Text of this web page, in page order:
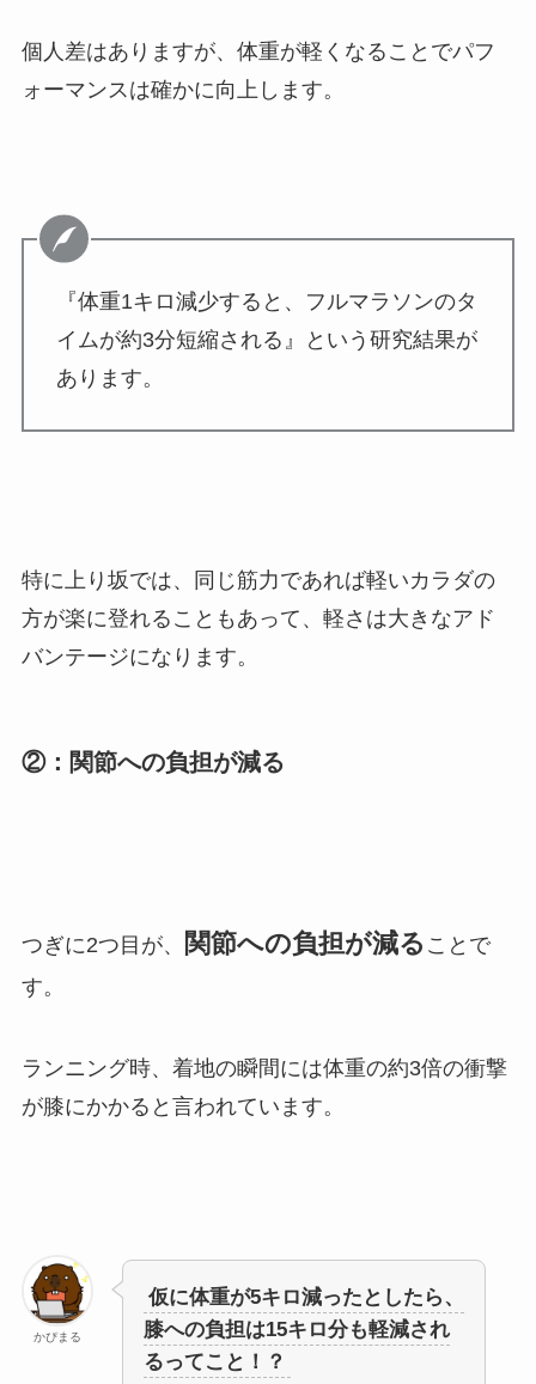
個人差はありますが、体重が軽くなることでパフ
ォーマンスは確かに向上します。
『体重1キロ減少すると、フルマラソンのタ
イムが約3分短縮される』という研究結果が
あります。
特に上り坂では、同じ筋力であれば軽いカラダの
方が楽に登れることもあって、軽さは大きなアド
バンテージになります。
②：関節への負担が減る
つぎに2つ目が、 関節への負担が減る ことで
す。
ランニング時、着地の瞬間には体重の約3倍の衝撃
が膝にかかると言われています。
かぴまる
仮に体重が5キロ減ったとしたら、
膝への負担は15キロ分も軽減され
るってこと！？